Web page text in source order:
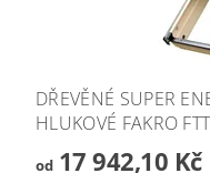
DŘEVĚNÉ SUPER
HLUKOVÉ FAKRO
od17 942,10 Kč